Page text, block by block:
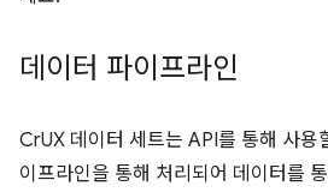
데이터 파이프라인
CrUX 데이터 세트는 API를 통해 사용
이프라인을 통해 처리되어 데이터를